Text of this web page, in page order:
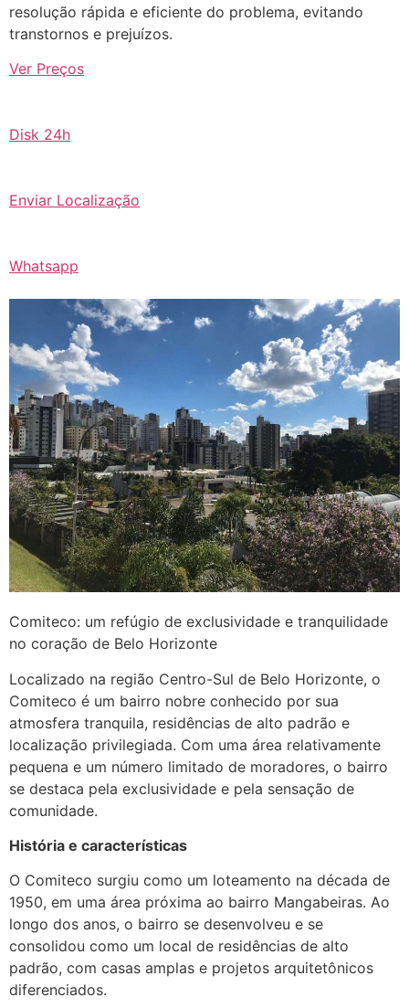
resolução rápida e eficiente do problema, evitando
transtornos e prejuízos.
Ver Preços
Disk 24h
Enviar Localização
Whatsapp
Comiteco: um refúgio de exclusividade e tranquilidade
no coração de Belo Horizonte
Localizado na região Centro-Sul de Belo Horizonte, o
Comiteco é um bairro nobre conhecido por sua
atmosfera tranquila, residências de alto padrão e
localização privilegiada. Com uma área relativamente
pequena e um número limitado de moradores, o bairro
se destaca pela exclusividade e pela sensação de
comunidade.
História e características
O Comiteco surgiu como um loteamento na década de
1950, em uma área próxima ao bairro Mangabeiras. Ao
longo dos anos, o bairro se desenvolveu e se
consolidou como um local de residências de alto
padrão, com casas amplas e projetos arquitetônicos
diferenciados.